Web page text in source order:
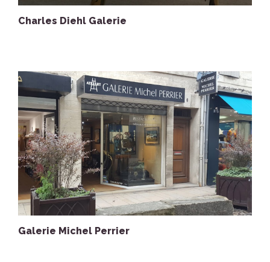
Charles Diehl Galerie
Galerie Michel Perrier